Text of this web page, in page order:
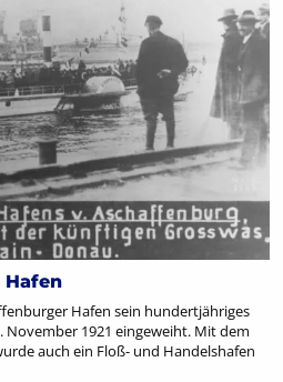
Hafen
Hafen sein hundertjähriges
November 1921 eingeweiht. Mit dem
auch ein Floß- und Handelshafen